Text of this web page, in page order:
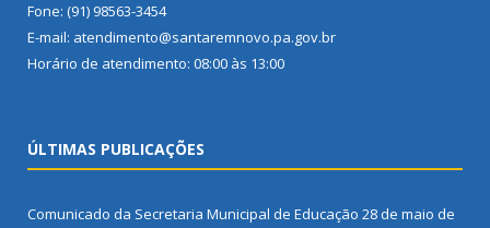
Fone: (91) 98563-3454
E-mail: atendimento@santaremnovo.pa.gov.br
Horário de atendimento: 08:00 às 13:00
ÚLTIMAS PUBLICAÇÕES
Comunicado da Secretaria Municipal de Educação 28 de maio de